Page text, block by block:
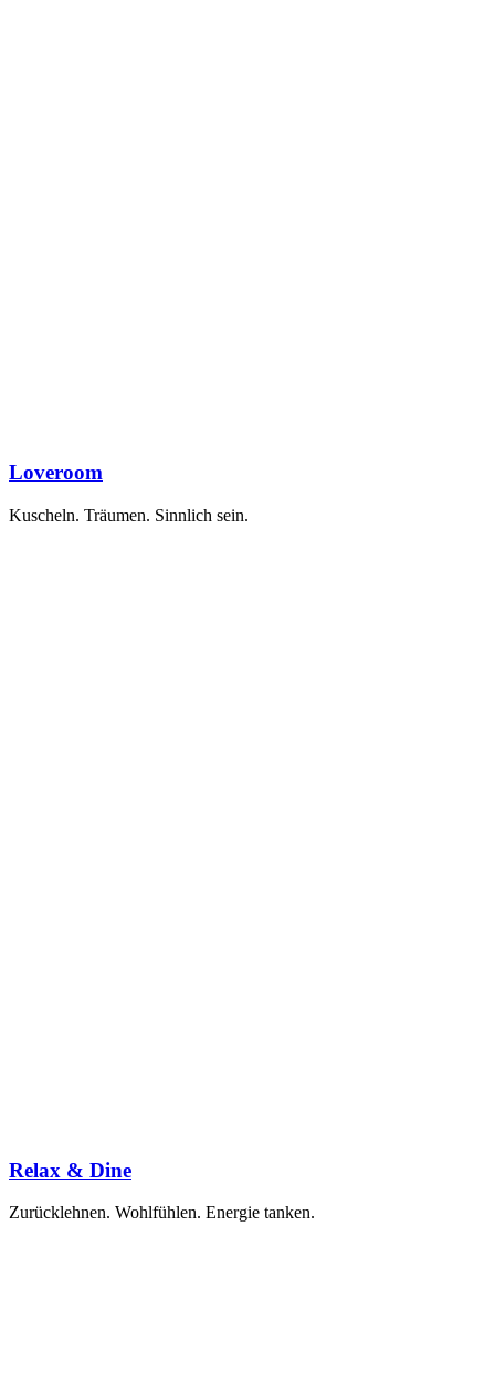
Loveroom
Kuscheln. Träumen. Sinnlich sein.
Relax & Dine
Zurücklehnen. Wohlfühlen. Energie tanken.